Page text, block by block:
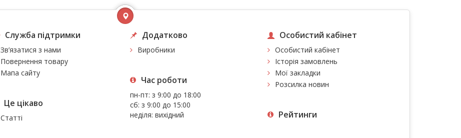
Служба підтримки
Зв’язатися з нами
Повернення товару
Мапа сайту
Це цiкаво
Статті
Додатково
Виробники
Час роботи
пн-пт: з 9:00 до 18:00
сб: з 9:00 до 15:00
неділя: вихідний
Особистий кабінет
Особистий кабінет
Історія замовлень
Мої закладки
Розсилка новин
Рейтинги